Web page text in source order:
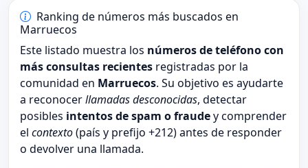
Ranking de números más buscados en
Marruecos
Este listado muestra los números de teléfono con
más consultas recientes registradas por la
comunidad en Marruecos. Su objetivo es ayudarte
a reconocerllamadas desconocidas, detectar
posibles intentos de spam o fraudey comprender
el contexto(país y prefijo +212) antes de responder
o devolver una llamada.